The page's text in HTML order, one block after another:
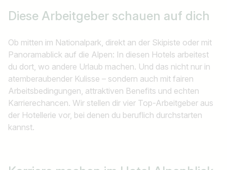
Diese Arbeitgeber schauen auf dich
Ob mitten im Nationalpark, direkt an der Skipiste oder mit
Panoramablick auf die Alpen: In diesen Hotels arbeitest
du dort, wo andere Urlaub machen. Und das nicht nur in
atemberaubender Kulisse – sondern auch mit fairen
Arbeitsbedingungen, attraktiven Benefits und echten
Karrierechancen. Wir stellen dir vier Top-Arbeitgeber aus
der Hotellerie vor, bei denen du beruflich durchstarten
kannst.